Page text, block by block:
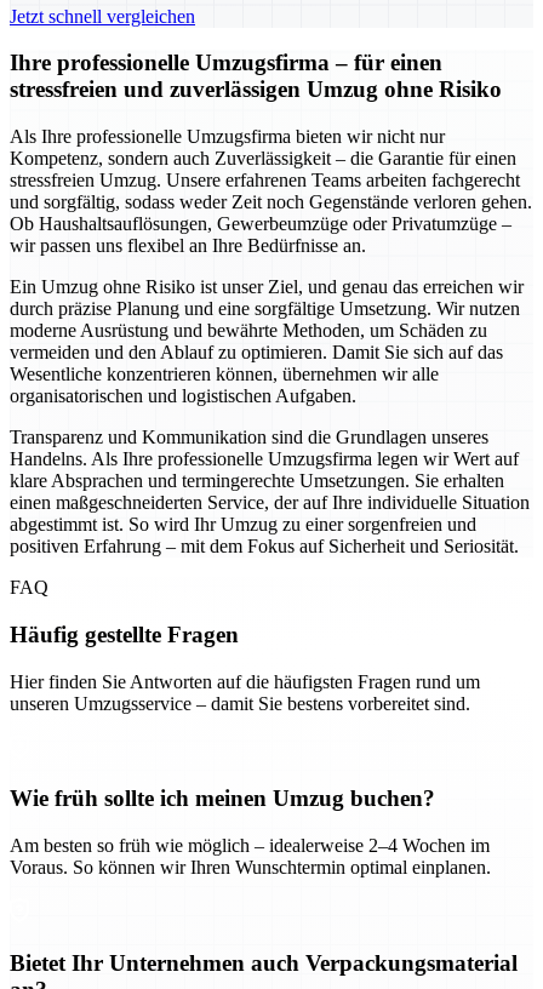
Jetzt schnell vergleichen
Ihre professionelle Umzugsfirma – für einen
stressfreien und zuverlässigen Umzug ohne Risiko
Als Ihre professionelle Umzugsfirma bieten wir nicht nur
Kompetenz, sondern auch Zuverlässigkeit – die Garantie für einen
stressfreien Umzug. Unsere erfahrenen Teams arbeiten fachgerecht
und sorgfältig, sodass weder Zeit noch Gegenstände verloren gehen.
Ob Haushaltsauflösungen, Gewerbeumzüge oder Privatumzüge –
wir passen uns flexibel an Ihre Bedürfnisse an.
Ein Umzug ohne Risiko ist unser Ziel, und genau das erreichen wir
durch präzise Planung und eine sorgfältige Umsetzung. Wir nutzen
moderne Ausrüstung und bewährte Methoden, um Schäden zu
vermeiden und den Ablauf zu optimieren. Damit Sie sich auf das
Wesentliche konzentrieren können, übernehmen wir alle
organisatorischen und logistischen Aufgaben.
Transparenz und Kommunikation sind die Grundlagen unseres
Handelns. Als Ihre professionelle Umzugsfirma legen wir Wert auf
klare Absprachen und termingerechte Umsetzungen. Sie erhalten
einen maßgeschneiderten Service, der auf Ihre individuelle Situation
abgestimmt ist. So wird Ihr Umzug zu einer sorgenfreien und
positiven Erfahrung – mit dem Fokus auf Sicherheit und Seriosität.
FAQ
Häufig gestellte Fragen
Hier finden Sie Antworten auf die häufigsten Fragen rund um
unseren Umzugsservice – damit Sie bestens vorbereitet sind.
Wie früh sollte ich meinen Umzug buchen?
Am besten so früh wie möglich – idealerweise 2–4 Wochen im
Voraus. So können wir Ihren Wunschtermin optimal einplanen.
Bietet Ihr Unternehmen auch Verpackungsmaterial